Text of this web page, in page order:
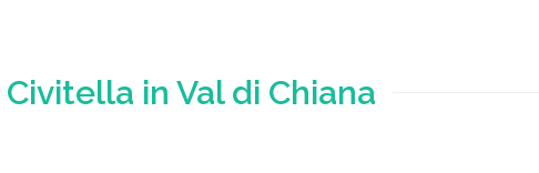
Civitella in Val di Chiana